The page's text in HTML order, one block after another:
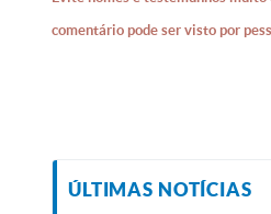
comentário pode ser visto por
ÚLTIMAS NOTÍCIAS